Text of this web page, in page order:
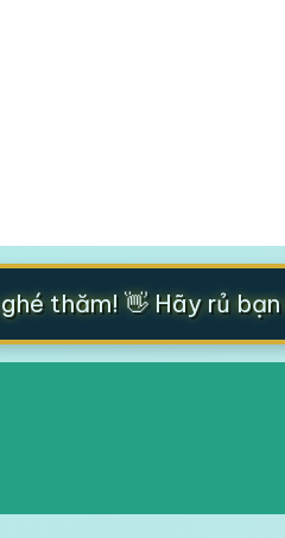
thăm! 👋 Hãy rủ bạn